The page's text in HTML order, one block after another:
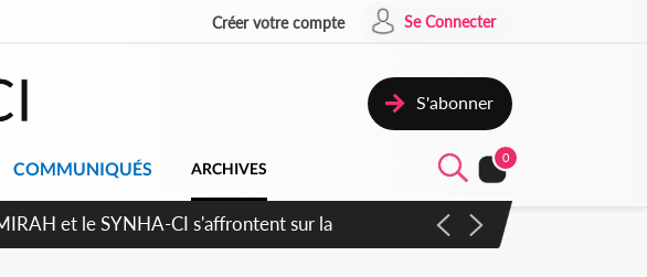
Créer votre compte Se Connecter
S'abonner
COMMUNIQUÉS ARCHIVES
0
démocratique plus apaisé